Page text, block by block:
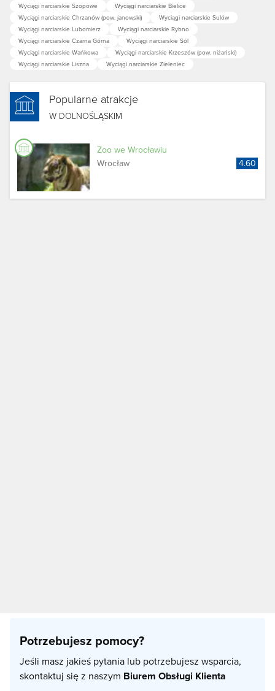
Wyciągi narciarskie Szopowe
Wyciągi narciarskie Bielice
Wyciągi narciarskie Chrzanów (pow. janowski)
Wyciągi narciarskie Sulów
Wyciągi narciarskie Lubomierz
Wyciągi narciarskie Rybno
Wyciągi narciarskie Czarna Górna
Wyciągi narciarskie Sól
Wyciągi narciarskie Wańkowa
Wyciągi narciarskie Krzeszów (pow. niżański)
Wyciągi narciarskie Liszna
Wyciągi narciarskie Zieleniec
Popularne atrakcje
W DOLNOŚLĄSKIM
Zoo we Wrocławiu
Wrocław
4.60
Potrzebujesz pomocy?
Jeśli masz jakieś pytania lub potrzebujesz wsparcia,
skontaktuj się z naszym Biurem Obsługi Klienta